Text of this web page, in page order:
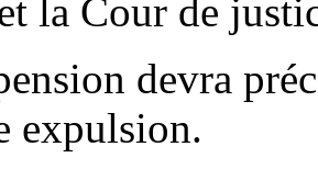
la Cour de
devra
expulsion.